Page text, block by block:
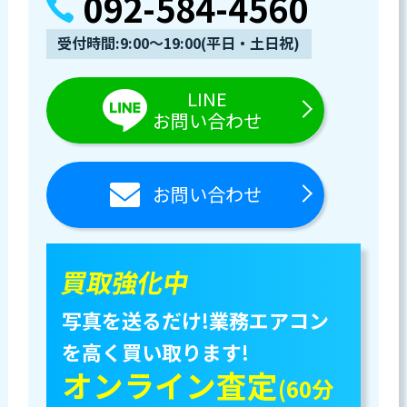
受付時間:9:00～19:00(平日・土日祝)
LINE
お問い合わせ
お問い合わせ
買取強化中
写真を送るだけ!業務エアコン
を高く買い取ります!
オンライン査定(60分